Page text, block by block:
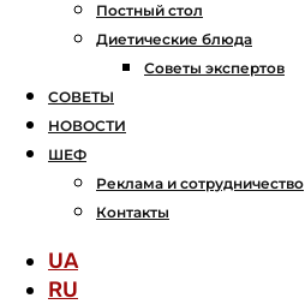
Постный стол
Диетические блюда
Советы экспертов
СОВЕТЫ
НОВОСТИ
ШЕФ
Реклама и сотрудничество
Контакты
UA
RU